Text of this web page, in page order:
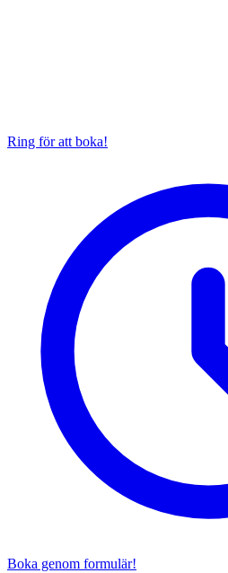
Ring för att boka!
Boka genom formulär!